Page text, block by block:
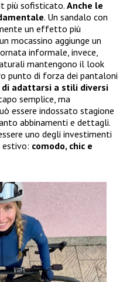
più sofisticato. Anche le
. Un sandalo con
un effetto più
mocassino aggiunge un
informale, invece,
mantengono il look
punto di forza dei pantaloni
di adattarsi a stili diversi
semplice, ma
essere indossato stagione
abbinamenti e dettagli.
uno degli investimenti
estivo: comodo, chic e